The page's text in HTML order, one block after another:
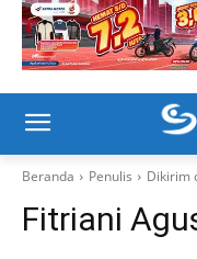
Beranda Penulis Dikirim
Fitriani